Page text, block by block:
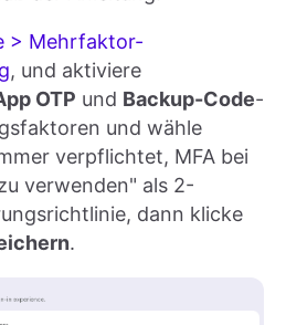
> Mehrfaktor-
, und aktiviere
OTP und Backup-Code-
und wähle
verpflichtet, MFA bei
verwenden" als 2-
dann klicke
.